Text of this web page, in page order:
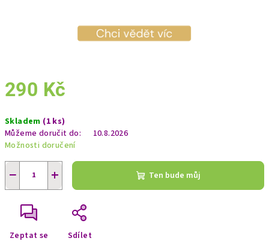
290 Kč
cena:
Skladem (1 ks)
Můžeme doručit do:
10.8.2026
Možnosti doručení
+
− Ten bude můj
Zeptat se Sdílet